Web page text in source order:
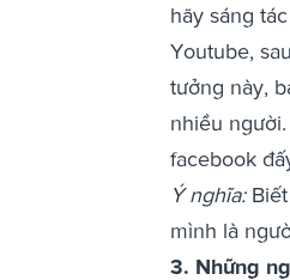
hãy sáng
Youtube,
tưởng này,
nhiều
facebook
Ý nghĩa:Biết
mình là
3. Những